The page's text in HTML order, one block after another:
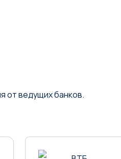
от ведущих банков.